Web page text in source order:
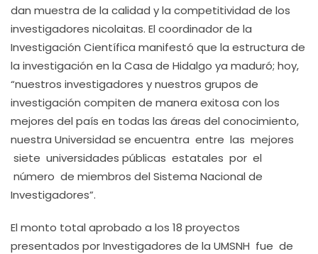
dan muestra de la calidad y la competitividad de los
investigadores nicolaitas. El coordinador de la
Investigación Científica manifestó que la estructura de
la investigación en la Casa de Hidalgo ya maduró; hoy,
“nuestros investigadores y nuestros grupos de
investigación compiten de manera exitosa con los
mejores del país en todas las áreas del conocimiento,
nuestra Universidad se encuentra entre las mejores
siete universidades públicas estatales por el
número de miembros del Sistema Nacional de
Investigadores”.
El monto total aprobado a los 18 proyectos
presentados por Investigadores de la UMSNH fue de